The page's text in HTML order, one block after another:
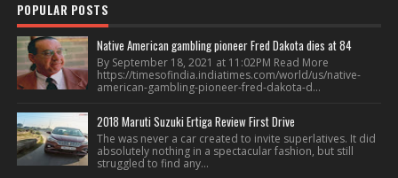
POPULAR POSTS
Native American gambling pioneer Fred Dakota dies at 84
By September 18, 2021 at 11:02PM Read More
https://timesofindia.indiatimes.com/world/us/native-
american-gambling-pioneer-fred-dakota-d...
2018 Maruti Suzuki Ertiga Review First Drive
The was never a car created to invite superlatives. It did
absolutely nothing in a spectacular fashion, but still
struggled to find any...